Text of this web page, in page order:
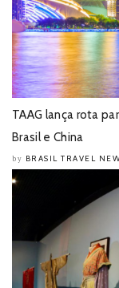
TAAG lança rota
Brasil e China
by BRASIL TRAVEL